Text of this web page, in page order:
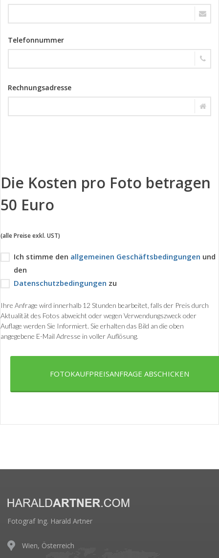
Telefonnummer
Rechnungsadresse
Die Kosten pro Foto betragen
50 Euro
(alle Preise exkl. UST)
Ich stimme den allgemeinen Geschäftsbedingungen und
den
Datenschutzbedingungen zu
Ihre Anfrage wird innerhalb 12 Stunden bearbeitet, falls der Preis durch
Aktualität des Fotos abweicht oder wegen Verwendungszweck oder
Auflage werden Sie Informiert. Sie erhalten das Bild an die oben
angegebene E-Mail Adresse in voller Auflösung.
FOTOKAUFPREISANFRAGE ABSCHICKEN
Fotograf Ing. Harald Artner
Wien, Österreich